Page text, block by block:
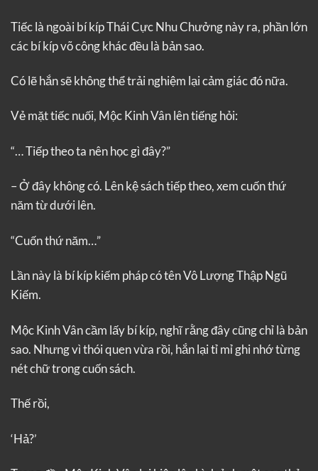
Tiếc là ngoài bí kíp Thái Cực Nhu Chưởng này ra, phần lớn
các bí kíp võ công khác đều là bản sao.
Có lẽ hắn sẽ không thể trải nghiệm lại cảm giác đó nữa.
Vẻ mặt tiếc nuối, Mộc Kinh Vân lên tiếng hỏi:
“… Tiếp theo ta nên học gì đây?”
– Ở đây không có. Lên kệ sách tiếp theo, xem cuốn thứ
năm từ dưới lên.
“Cuốn thứ năm…”
Lần này là bí kíp kiếm pháp có tên Vô Lượng Thập Ngũ
Kiếm.
Mộc Kinh Vân cầm lấy bí kíp, nghĩ rằng đây cũng chỉ là bản
sao. Nhưng vì thói quen vừa rồi, hắn lại tỉ mỉ ghi nhớ từng
nét chữ trong cuốn sách.
Thế rồi,
‘Hả?’